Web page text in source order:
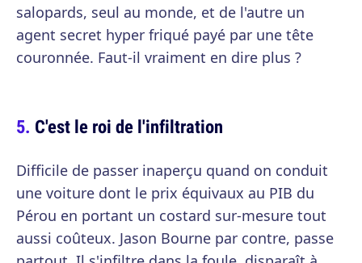
salopards, seul au monde, et de l'autre un
agent secret hyper friqué payé par une tête
couronnée. Faut-il vraiment en dire plus ?
C'est le roi de l'infiltration
Difficile de passer inaperçu quand on conduit
une voiture dont le prix équivaux au PIB du
Pérou en portant un costard sur-mesure tout
aussi coûteux. Jason Bourne par contre, passe